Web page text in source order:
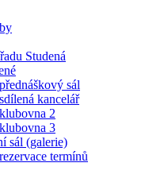
Studená
sál
kancelář
2
3
sál (galerie)
termínů